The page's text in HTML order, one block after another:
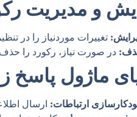
و مدیریت
تغییرات موردنیاز را در
در صورت نیاز، رکورد را حذف
ماژول پاسخ
ارتباطات: ارسال